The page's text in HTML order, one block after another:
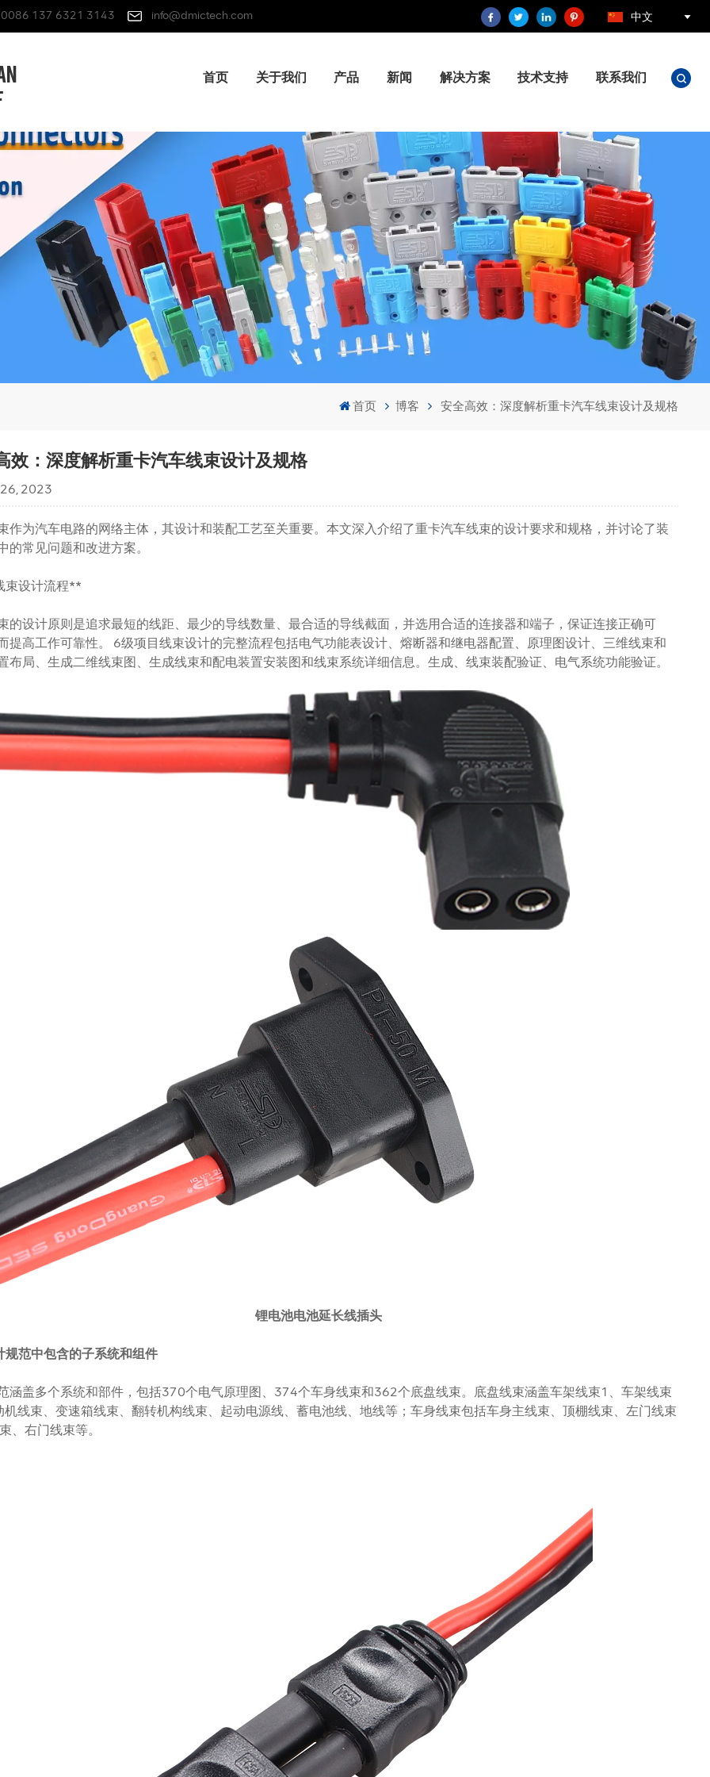
0086 137 6321 3143 info@dmictech.com 中文
首页 关于我们 产品 新闻 解决方案 技术支持 联系我们
首页 博客 安全高效：深度解析重卡汽车线束设计及规格
效：深度解析重卡汽车线束设计及规格
2023
作为汽车电路的网络主体，其设计和装配工艺至关重要。本文深入介绍了重卡汽车线束的设计要求和规格，并讨论了装
的常见问题和改进方案。
束设计流程**
的设计原则是追求最短的线距、最少的导线数量、最合适的导线截面，并选用合适的连接器和端子，保证连接正确可
提高工作可靠性。 6级项目线束设计的完整流程包括电气功能表设计、熔断器和继电器配置、原理图设计、三维线束和
布局、生成二维线束图、生成线束和配电装置安装图和线束系统详细信息。生成、线束装配验证、电气系统功能验证。
锂电池电池延长线插头
规范中包含的子系统和组件
涵盖多个系统和部件，包括370个电气原理图、374个车身线束和362个底盘线束。底盘线束涵盖车架线束1、车架线束
机线束、变速箱线束、翻转机构线束、起动电源线、蓄电池线、地线等；车身线束包括车身主线束、顶棚线束、左门线束
、右门线束等。